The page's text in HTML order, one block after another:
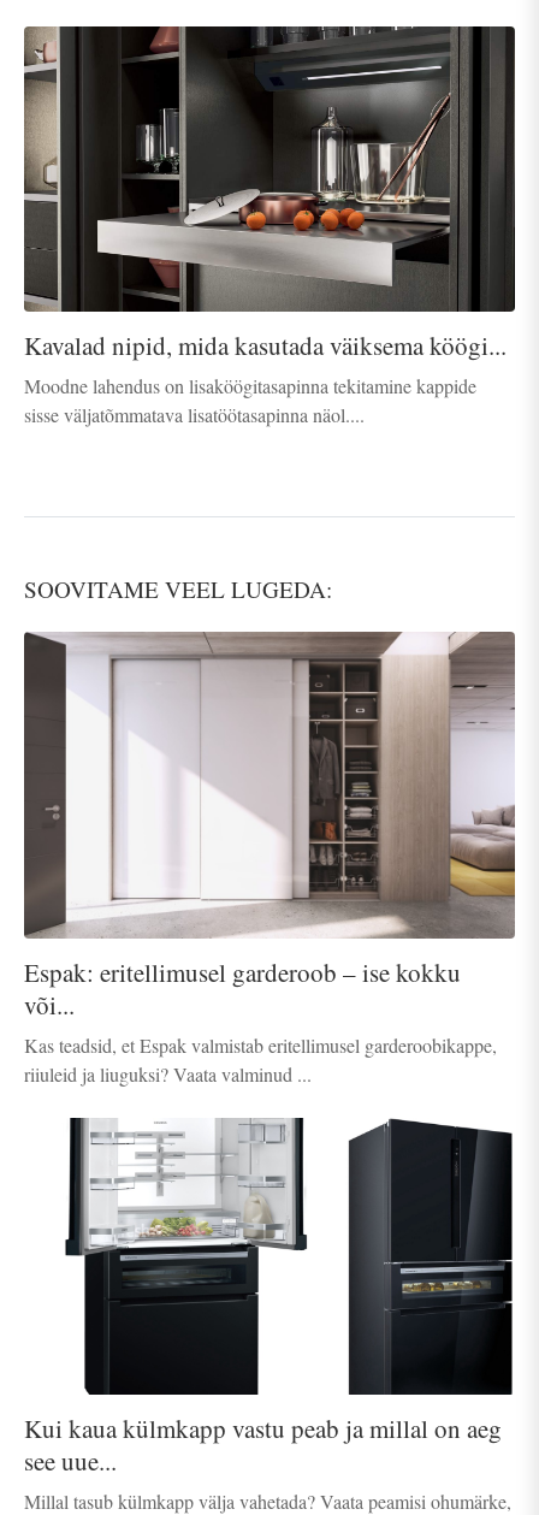
Kavalad nipid, mida kasutada väiksema köögi...
Moodne lahendus on lisaköögitasapinna tekitamine kappide
sisse väljatõmmatava lisatöötasapinna näol....
SOOVITAME VEEL LUGEDA:
Espak: eritellimusel garderoob – ise kokku
või...
Kas teadsid, et Espak valmistab eritellimusel garderoobikappe,
riiuleid ja liuguksi? Vaata valminud ...
Kui kaua külmkapp vastu peab ja millal on aeg
see uue...
Millal tasub külmkapp välja vahetada? Vaata peamisi ohumärke,